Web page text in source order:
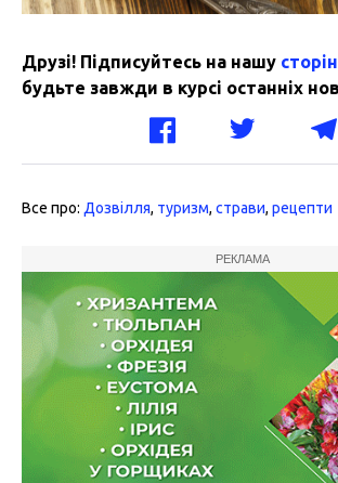
Друзі! Підписуйтесь на нашу
будьте завжди в курсі останніх
Все про: Дозвілля, туризм, страви, рецепти
РЕКЛАМА